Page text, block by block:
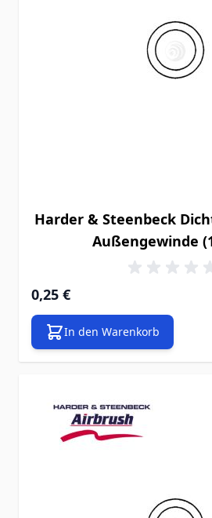
Harder & Steenbeck
Außengewinde
0,25 €
In den Warenkorb